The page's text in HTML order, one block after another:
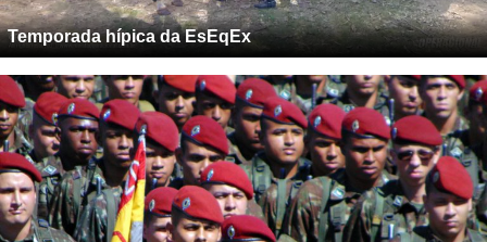
Temporada hípica da EsEqEx